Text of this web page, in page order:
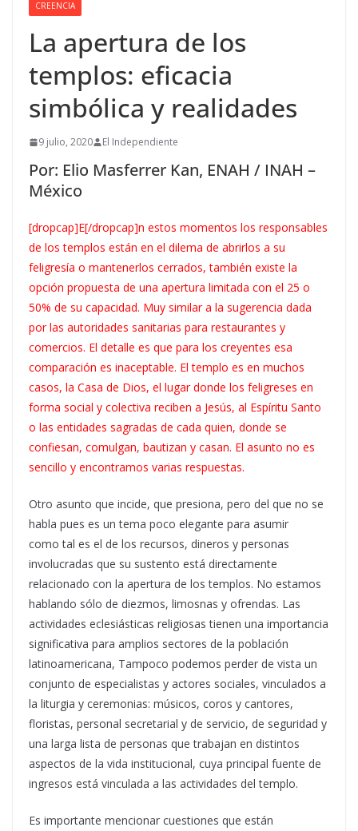
CREENCIA
La apertura de los
templos: eficacia
simbólica y realidades
9 julio, 2020 El Independiente
Por: Elio Masferrer Kan, ENAH / INAH –
México
[dropcap]E[/dropcap]n estos momentos los responsables
de los templos están en el dilema de abrirlos a su
feligresía o mantenerlos cerrados, también existe la
opción propuesta de una apertura limitada con el 25 o
50% de su capacidad. Muy similar a la sugerencia dada
por las autoridades sanitarias para restaurantes y
comercios. El detalle es que para los creyentes esa
comparación es inaceptable. El templo es en muchos
casos, la Casa de Dios, el lugar donde los feligreses en
forma social y colectiva reciben a Jesús, al Espíritu Santo
o las entidades sagradas de cada quien, donde se
confiesan, comulgan, bautizan y casan. El asunto no es
sencillo y encontramos varias respuestas.
Otro asunto que incide, que presiona, pero del que no se
habla pues es un tema poco elegante para asumir
como tal es el de los recursos, dineros y personas
involucradas que su sustento está directamente
relacionado con la apertura de los templos. No estamos
hablando sólo de diezmos, limosnas y ofrendas. Las
actividades eclesiásticas religiosas tienen una importancia
significativa para amplios sectores de la población
latinoamericana, Tampoco podemos perder de vista un
conjunto de especialistas y actores sociales, vinculados a
la liturgia y ceremonias: músicos, coros y cantores,
floristas, personal secretarial y de servicio, de seguridad y
una larga lista de personas que trabajan en distintos
aspectos de la vida institucional, cuya principal fuente de
ingresos está vinculada a las actividades del templo.
Es importante mencionar cuestiones que están